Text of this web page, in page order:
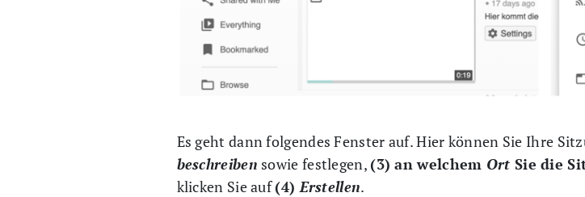
Es geht dann folgendes Fenster auf. Hier können Sie Ihre
beschreiben sowie festlegen, (3) an welchem Ort Sie die
klicken Sie auf(4) Erstellen.